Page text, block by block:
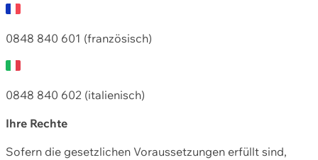
0848 840 601 (französisch)
0848 840 602 (italienisch)
Ihre Rechte
Sofern die gesetzlichen Voraussetzungen erfüllt sind,